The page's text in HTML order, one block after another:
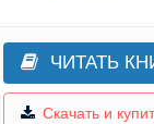
ЧИТАТЬ
Скачать и